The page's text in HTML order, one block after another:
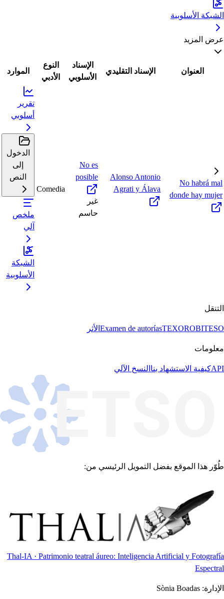
الشبكة الأسلوبية
عرض المزيد
العنوان الإسناد التقليدي
الإسناد
الأسلوبي
النوع
الأدبي
الموارد
No habrá mal
donde hay mujer
Alonso Antonio
Agrati y Álava
No es
posible
غير
حاسم
Comedia
تقرير
أسلوبي
الدخول
إلى
النص
ملخص
آلي
الشبكة
الأسلوبية
التنقل
Examen de autoríasTEXOROBITESO الأثر
معلومات
APIكيفية الاستشهاد بنا النسخ الآلي
طُوّر هذا الموقع بفضل التمويل الرئيسي من:
Thal-IA · Patrimonio teatral áureo: Inteligencia Artificial y Fotografía
Espectral
الإدارة: Sònia Boadas